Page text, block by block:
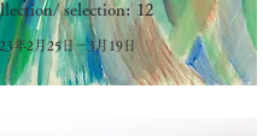
selection: 12
年2月25日－3月19日